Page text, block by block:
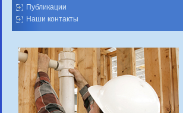
Публикации
Наши контакты